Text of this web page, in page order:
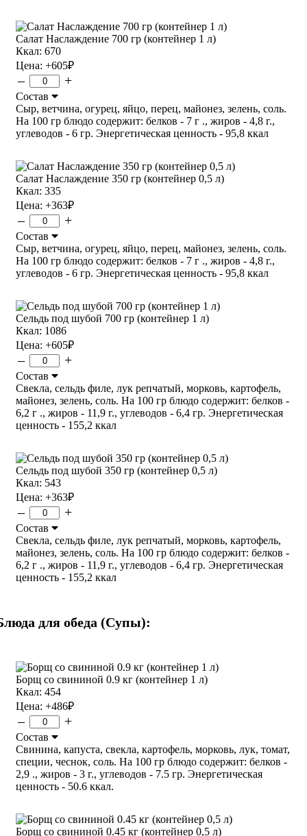
Салат Наслаждение 700 гр (контейнер 1 л)
Ккал: 670
Цена: +605₽
– +
Состав
Сыр, ветчина, огурец, яйцо, перец, майонез, зелень, соль.
На 100 гр блюдо содержит: белков - 7 г ., жиров - 4,8 г.,
углеводов - 6 гр. Энергетическая ценность - 95,8 ккал
Салат Наслаждение 350 гр (контейнер 0,5 л)
Ккал: 335
Цена: +363₽
– +
Состав
Сыр, ветчина, огурец, яйцо, перец, майонез, зелень, соль.
На 100 гр блюдо содержит: белков - 7 г ., жиров - 4,8 г.,
углеводов - 6 гр. Энергетическая ценность - 95,8 ккал
Сельдь под шубой 700 гр (контейнер 1 л)
Ккал: 1086
Цена: +605₽
– +
Состав
Свекла, сельдь филе, лук репчатый, морковь, картофель,
майонез, зелень, соль. На 100 гр блюдо содержит: белков -
6,2 г ., жиров - 11,9 г., углеводов - 6,4 гр. Энергетическая
ценность - 155,2 ккал
Сельдь под шубой 350 гр (контейнер 0,5 л)
Ккал: 543
Цена: +363₽
– +
Состав
Свекла, сельдь филе, лук репчатый, морковь, картофель,
майонез, зелень, соль. На 100 гр блюдо содержит: белков -
6,2 г ., жиров - 11,9 г., углеводов - 6,4 гр. Энергетическая
ценность - 155,2 ккал
для обеда (Супы):
Борщ со свининой 0.9 кг (контейнер 1 л)
Ккал: 454
Цена: +486₽
– +
Состав
Свинина, капуста, свекла, картофель, морковь, лук, томат,
специи, чеснок, соль. На 100 гр блюдо содержит: белков -
2,9 ., жиров - 3 г., углеводов - 7.5 гр. Энергетическая
ценность - 50.6 ккал.
Борщ со свининой 0.45 кг (контейнер 0,5 л)